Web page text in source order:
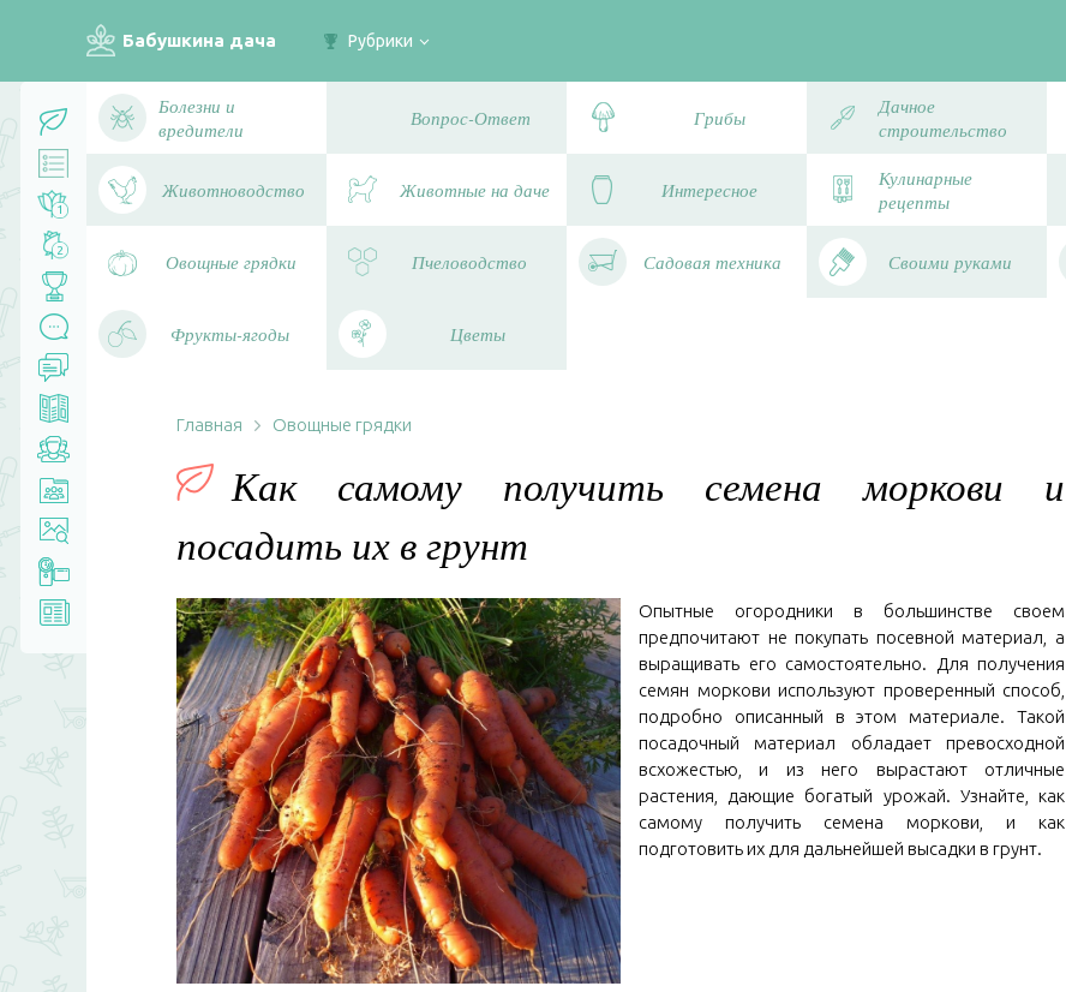
Бабушкина дача Рубрики
1
2
Болезни и
вредители
Вопрос-Ответ Грибы
Дачное
строительство
Животноводство Животные на даче Интересное
Кулинарные
рецепты
Овощные грядки Пчеловодство Садовая техника Своими руками
Фрукты-ягоды Цветы
Главная Овощные грядки
Как самому получить семена моркови и
посадить их в грунт
Опытные огородники в большинстве своем
предпочитают не покупать посевной материал, а
выращивать его самостоятельно. Для получения
семян моркови используют проверенный способ,
подробно описанный в этом материале. Такой
посадочный материал обладает превосходной
всхожестью, и из него вырастают отличные
растения, дающие богатый урожай. Узнайте, как
самому получить семена моркови, и как
подготовить их для дальнейшей высадки в грунт.